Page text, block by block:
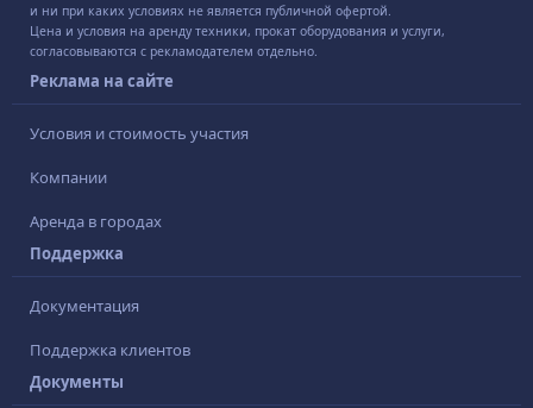
и ни при каких условиях не является публичной офертой.
Цена и условия на аренду техники, прокат оборудования и услуги,
согласовываются с рекламодателем отдельно.
Реклама на сайте
Условия и стоимость участия
Компании
Аренда в городах
Поддержка
Документация
Поддержка клиентов
Документы